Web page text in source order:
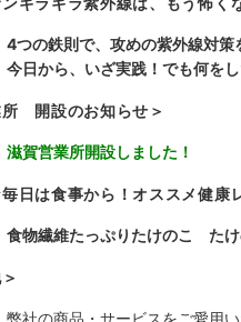
4つの鉄則で、攻めの紫外線対策
今日から、いざ実践！でも何を
所 開設のお知らせ＞
滋賀営業所開設しました！
日は食事から！オススメ健康
食物繊維たっぷりたけのこ た
弊社の商品・サービスをご愛用